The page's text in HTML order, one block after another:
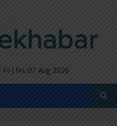
२२ | Fri, 07 Aug 2026